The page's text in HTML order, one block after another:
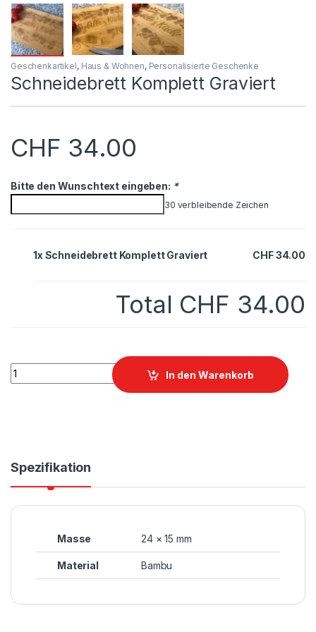
Geschenkartikel, Haus & Wohnen, Personalisierte Geschenke
Schneidebrett Komplett Graviert
CHF 34.00
Bitte den Wunschtext eingeben: *
30 verbleibende Zeichen
1x Schneidebrett Komplett Graviert CHF 34.00
Total CHF 34.00
Schneidebrett Komplett Graviert quantity
In den Warenkorb
Spezifikation
Masse 24 × 15 mm
Material Bambu